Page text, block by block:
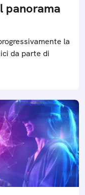
panorama
la
da parte di